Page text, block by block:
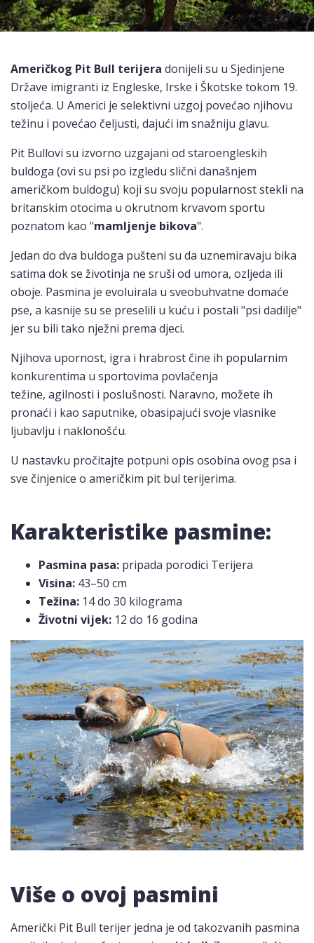
Američkog Pit Bull terijera donijeli su u Sjedinjene
Države imigranti iz Engleske, Irske i Škotske tokom 19.
stoljeća. U Americi je selektivni uzgoj povećao njihovu
težinu i povećao čeljusti, dajući im snažniju glavu.
Pit Bullovi su izvorno uzgajani od staroengleskih
buldoga (ovi su psi po izgledu slični današnjem
američkom buldogu) koji su svoju popularnost stekli na
britanskim otocima u okrutnom krvavom sportu
poznatom kao "mamljenje bikova".
Jedan do dva buldoga pušteni su da uznemiravaju bika
satima dok se životinja ne sruši od umora, ozljeda ili
oboje. Pasmina je evoluirala u sveobuhvatne domaće
pse, a kasnije su se preselili u kuću i postali "psi dadilje"
jer su bili tako nježni prema djeci.
Njihova upornost, igra i hrabrost čine ih popularnim
konkurentima u sportovima povlačenja
težine, agilnosti i poslušnosti. Naravno, možete ih
pronaći i kao saputnike, obasipajući svoje vlasnike
ljubavlju i naklonošću.
U nastavku pročitajte potpuni opis osobina ovog psa i
sve činjenice o američkim pit bul terijerima.
Karakteristike pasmine:
Pasmina pasa: pripada porodici Terijera
Visina: 43–50 cm
Težina: 14 do 30 kilograma
Životni vijek: 12 do 16 godina
Više o ovoj pasmini
Američki Pit Bull terijer jedna je od takozvanih pasmina